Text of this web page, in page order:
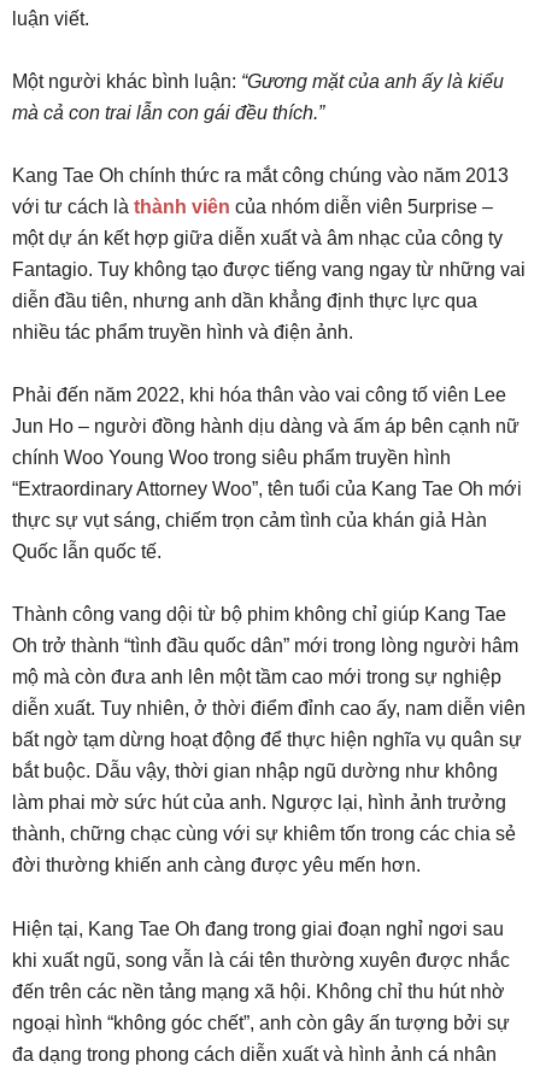
luận viết.
Một người khác bình luận: “Gương mặt của anh ấy là kiểu
mà cả con trai lẫn con gái đều thích.”
Kang Tae Oh chính thức ra mắt công chúng vào năm 2013
với tư cách là thành viên của nhóm diễn viên 5urprise –
một dự án kết hợp giữa diễn xuất và âm nhạc của công ty
Fantagio. Tuy không tạo được tiếng vang ngay từ những vai
diễn đầu tiên, nhưng anh dần khẳng định thực lực qua
nhiều tác phẩm truyền hình và điện ảnh.
Phải đến năm 2022, khi hóa thân vào vai công tố viên Lee
Jun Ho – người đồng hành dịu dàng và ấm áp bên cạnh nữ
chính Woo Young Woo trong siêu phẩm truyền hình
“Extraordinary Attorney Woo”, tên tuổi của Kang Tae Oh mới
thực sự vụt sáng, chiếm trọn cảm tình của khán giả Hàn
Quốc lẫn quốc tế.
Thành công vang dội từ bộ phim không chỉ giúp Kang Tae
Oh trở thành “tình đầu quốc dân” mới trong lòng người hâm
mộ mà còn đưa anh lên một tầm cao mới trong sự nghiệp
diễn xuất. Tuy nhiên, ở thời điểm đỉnh cao ấy, nam diễn viên
bất ngờ tạm dừng hoạt động để thực hiện nghĩa vụ quân sự
bắt buộc. Dẫu vậy, thời gian nhập ngũ dường như không
làm phai mờ sức hút của anh. Ngược lại, hình ảnh trưởng
thành, chững chạc cùng với sự khiêm tốn trong các chia sẻ
đời thường khiến anh càng được yêu mến hơn.
Hiện tại, Kang Tae Oh đang trong giai đoạn nghỉ ngơi sau
khi xuất ngũ, song vẫn là cái tên thường xuyên được nhắc
đến trên các nền tảng mạng xã hội. Không chỉ thu hút nhờ
ngoại hình “không góc chết”, anh còn gây ấn tượng bởi sự
đa dạng trong phong cách diễn xuất và hình ảnh cá nhân